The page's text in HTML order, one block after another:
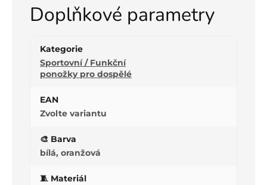
Doplňkové parametry
Kategorie
Sportovní / Funkční
ponožky pro dospělé
EAN
Zvolte variantu
🎨 Barva
bílá, oranžová
🧵 Materiál